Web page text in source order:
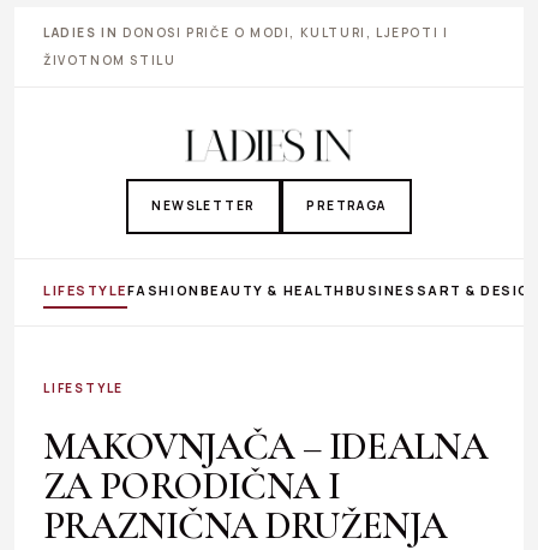
LADIES IN DONOSI PRIČE O MODI, KULTURI, LJEPOTI I
ŽIVOTNOM STILU
NEWSLETTER PRETRAGA
LIFESTYLEFASHIONBEAUTY & HEALTHBUSINESS ART &
LIFESTYLE
MAKOVNJAČA – IDEALNA
ZA PORODIČNA I
PRAZNIČNA DRUŽENJA